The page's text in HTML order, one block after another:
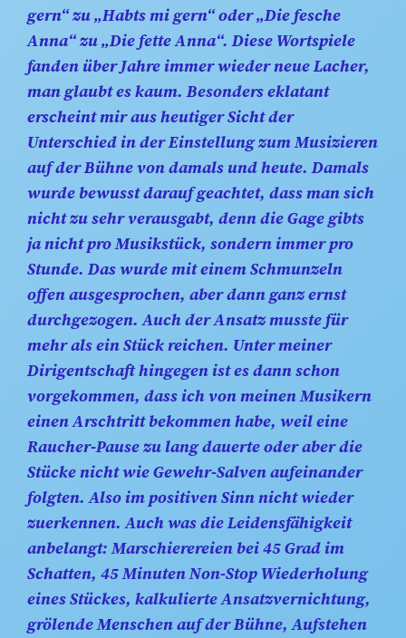
gern“ zu „Habts mi gern“ oder „Die fesche
Anna“ zu „Die fette Anna“. Diese Wortspiele
fanden über Jahre immer wieder neue Lacher,
man glaubt es kaum. Besonders eklatant
erscheint mir aus heutiger Sicht der
Unterschied in der Einstellung zum Musizieren
auf der Bühne von damals und heute. Damals
wurde bewusst darauf geachtet, dass man sich
nicht zu sehr verausgabt, denn die Gage gibts
ja nicht pro Musikstück, sondern immer pro
Stunde. Das wurde mit einem Schmunzeln
offen ausgesprochen, aber dann ganz ernst
durchgezogen. Auch der Ansatz musste für
mehr als ein Stück reichen. Unter meiner
Dirigentschaft hingegen ist es dann schon
vorgekommen, dass ich von meinen Musikern
einen Arschtritt bekommen habe, weil eine
Raucher-Pause zu lang dauerte oder aber die
Stücke nicht wie Gewehr-Salven aufeinander
folgten. Also im positiven Sinn nicht wieder
zuerkennen. Auch was die Leidensfähigkeit
anbelangt: Marschierereien bei 45 Grad im
Schatten, 45 Minuten Non-Stop Wiederholung
eines Stückes, kalkulierte Ansatzvernichtung,
grölende Menschen auf der Bühne, Aufstehen